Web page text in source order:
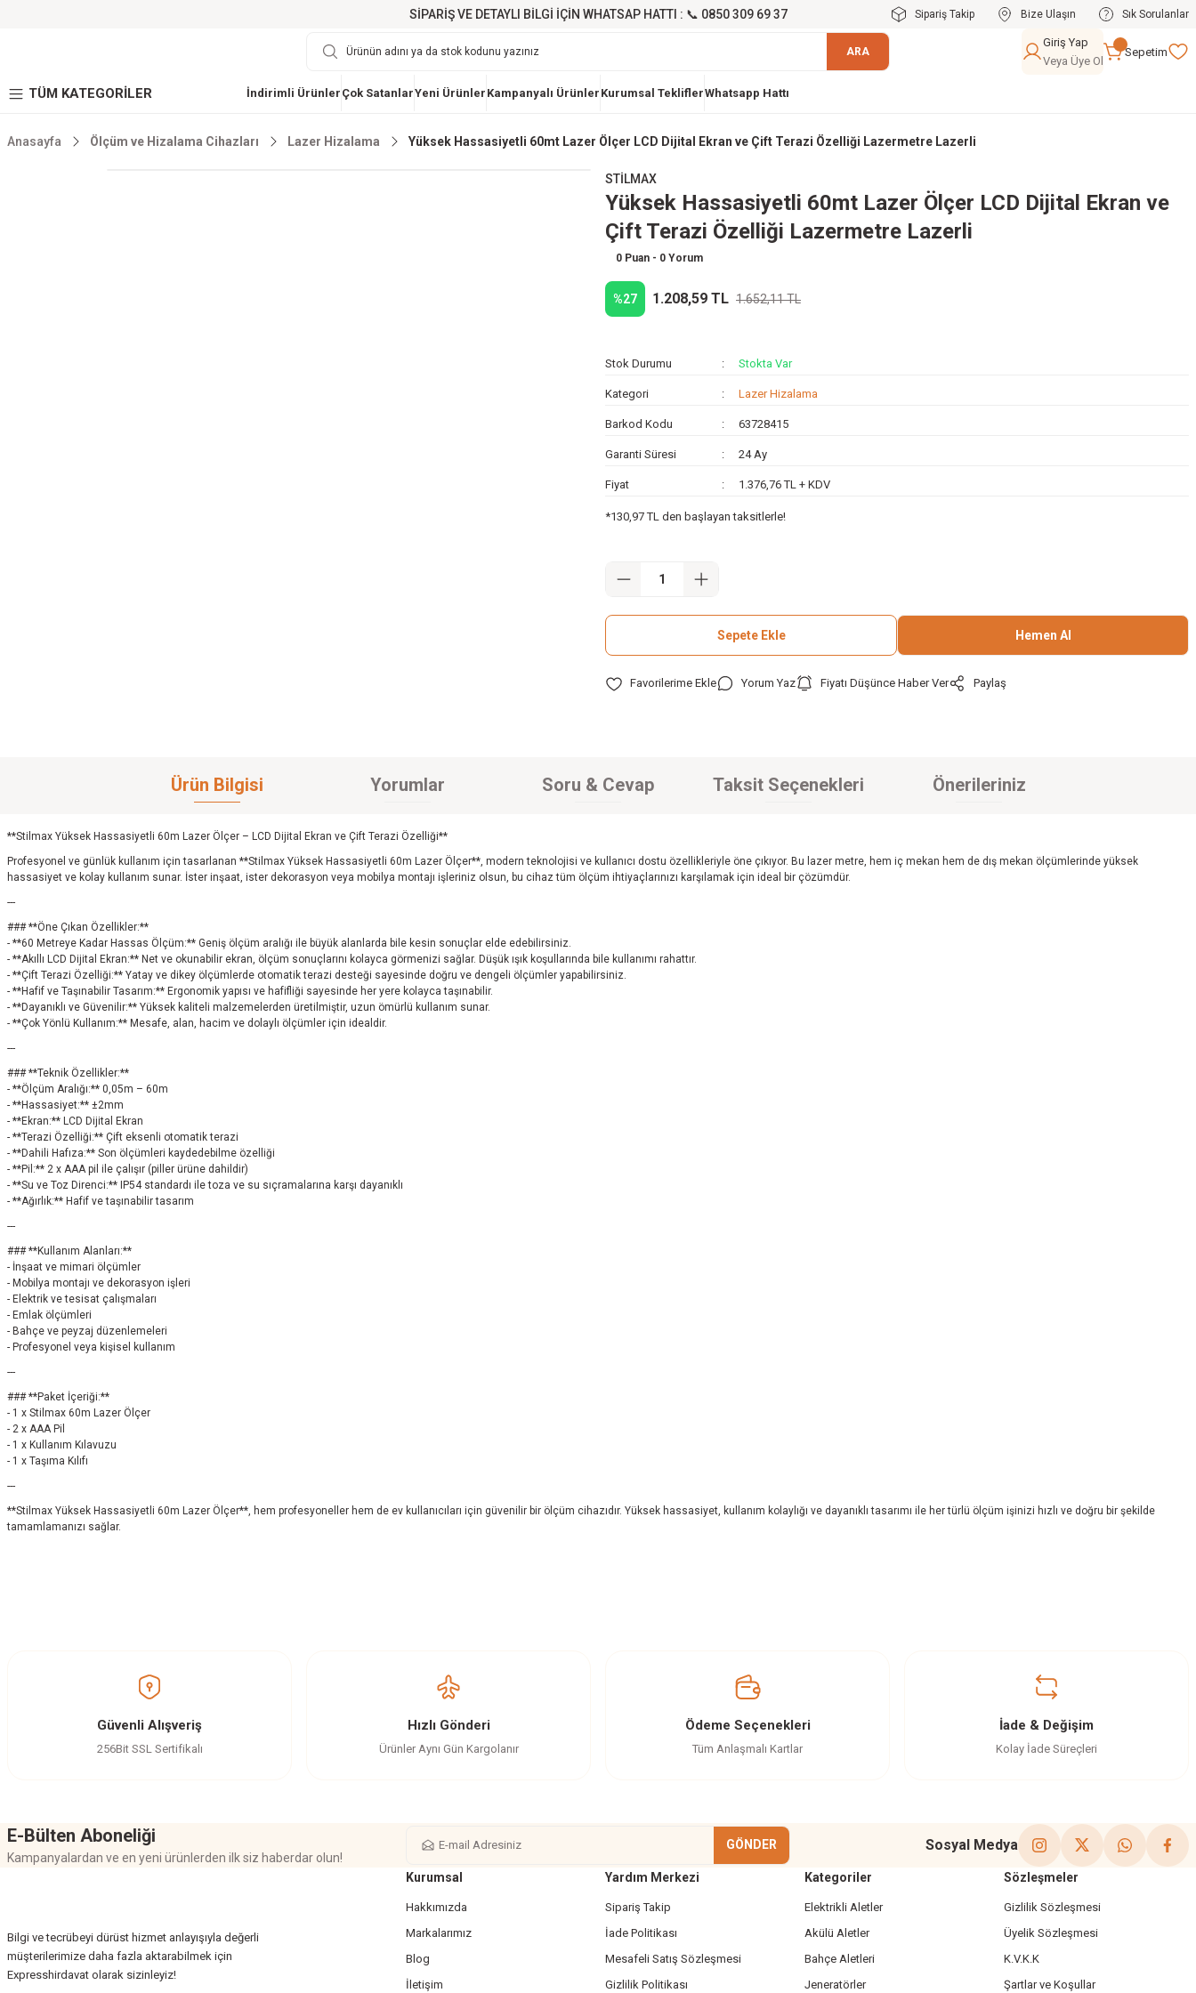
SİPARİŞ VE DETAYLI BİLGİ İÇİN WHATSAP HATTI : 📞 0850 309 69 37 Sipariş Takip Bize Ulaşın Sık Sorulanlar
ARA
Giriş Yap
Veya Üye Ol
Sepetim
TÜM KATEGORİLER İndirimli Ürünler Çok SatanlarYeni Ürünler Kampanyalı Ürünler Kurumsal TekliflerWhatsapp Hattı
Anasayfa Ölçüm ve Hizalama Cihazları Lazer Hizalama Yüksek Hassasiyetli 60mt Lazer Ölçer LCD Dijital Ekran ve Çift Terazi Özelliği Lazermetre Lazerli
STİLMAX
Yüksek Hassasiyetli 60mt Lazer Ölçer LCD Dijital Ekran ve
Çift Terazi Özelliği Lazermetre Lazerli
0 Puan - 0 Yorum
%27 1.208,59 TL 1.652,11 TL
Stok Durumu Stokta Var
Kategori Lazer Hizalama
Barkod Kodu 63728415
Garanti Süresi 24 Ay
Fiyat 1.376,76 TL + KDV
*130,97 TL den başlayan taksitlerle!
Sepete Ekle Hemen Al
Yorum Yaz Fiyatı Düşünce Haber Ver Paylaş
Ürün Bilgisi Yorumlar Soru & Cevap Taksit Seçenekleri Önerileriniz
**Stilmax Yüksek Hassasiyetli 60m Lazer Ölçer – LCD Dijital Ekran ve Çift Terazi Özelliği**
Profesyonel ve günlük kullanım için tasarlanan **Stilmax Yüksek Hassasiyetli 60m Lazer Ölçer**, modern teknolojisi ve kullanıcı dostu özellikleriyle öne çıkıyor. Bu lazer metre, hem iç mekan hem de dış mekan ölçümlerinde yüksek
hassasiyet ve kolay kullanım sunar. İster inşaat, ister dekorasyon veya mobilya montajı işleriniz olsun, bu cihaz tüm ölçüm ihtiyaçlarınızı karşılamak için ideal bir çözümdür.
---
### **Öne Çıkan Özellikler:**
- **60 Metreye Kadar Hassas Ölçüm:** Geniş ölçüm aralığı ile büyük alanlarda bile kesin sonuçlar elde edebilirsiniz.
- **Akıllı LCD Dijital Ekran:** Net ve okunabilir ekran, ölçüm sonuçlarını kolayca görmenizi sağlar. Düşük ışık koşullarında bile kullanımı rahattır.
- **Çift Terazi Özelliği:** Yatay ve dikey ölçümlerde otomatik terazi desteği sayesinde doğru ve dengeli ölçümler yapabilirsiniz.
- **Hafif ve Taşınabilir Tasarım:** Ergonomik yapısı ve hafifliği sayesinde her yere kolayca taşınabilir.
- **Dayanıklı ve Güvenilir:** Yüksek kaliteli malzemelerden üretilmiştir, uzun ömürlü kullanım sunar.
- **Çok Yönlü Kullanım:** Mesafe, alan, hacim ve dolaylı ölçümler için idealdir.
---
### **Teknik Özellikler:**
- **Ölçüm Aralığı:** 0,05m – 60m
- **Hassasiyet:** ±2mm
- **Ekran:** LCD Dijital Ekran
- **Terazi Özelliği:** Çift eksenli otomatik terazi
- **Dahili Hafıza:** Son ölçümleri kaydedebilme özelliği
- **Pil:** 2 x AAA pil ile çalışır (piller ürüne dahildir)
- **Su ve Toz Direnci:** IP54 standardı ile toza ve su sıçramalarına karşı dayanıklı
- **Ağırlık:** Hafif ve taşınabilir tasarım
---
### **Kullanım Alanları:**
- İnşaat ve mimari ölçümler
- Mobilya montajı ve dekorasyon işleri
- Elektrik ve tesisat çalışmaları
- Emlak ölçümleri
- Bahçe ve peyzaj düzenlemeleri
- Profesyonel veya kişisel kullanım
---
### **Paket İçeriği:**
- 1 x Stilmax 60m Lazer Ölçer
- 2 x AAA Pil
- 1 x Kullanım Kılavuzu
- 1 x Taşıma Kılıfı
---
**Stilmax Yüksek Hassasiyetli 60m Lazer Ölçer**, hem profesyoneller hem de ev kullanıcıları için güvenilir bir ölçüm cihazıdır. Yüksek hassasiyet, kullanım kolaylığı ve dayanıklı tasarımı ile her türlü ölçüm işinizi hızlı ve doğru bir şekilde
tamamlamanızı sağlar.
Ürün açıklamasında eksik bilgiler bulunuyor.
Gönder
Güvenli Alışveriş
256Bit SSL Sertifikalı
Hızlı Gönderi
Ürünler Aynı Gün Kargolanır
Ödeme Seçenekleri
Tüm Anlaşmalı Kartlar
İade & Değişim
Kolay İade Süreçleri
E-Bülten Aboneliği
Kampanyalardan ve en yeni ürünlerden ilk siz haberdar olun!
GÖNDER Sosyal Medya
Bilgi ve tecrübeyi dürüst hizmet anlayışıyla değerli
müşterilerimize daha fazla aktarabilmek için
Expresshirdavat olarak sizinleyiz!
Kurumsal
Hakkımızda
Markalarımız
Blog
İletişim
Yardım Merkezi
Sipariş Takip
İade Politikası
Mesafeli Satış Sözleşmesi
Gizlilik Politikası
Kategoriler
Elektrikli Aletler
Akülü Aletler
Bahçe Aletleri
Jeneratörler
Sözleşmeler
Gizlilik Sözleşmesi
Üyelik Sözleşmesi
K.V.K.K
Şartlar ve Koşullar